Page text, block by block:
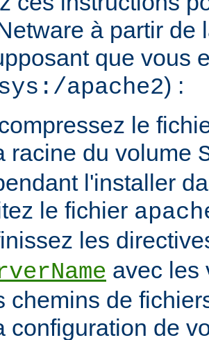
à partir de
que vous
sys:/apache2) :
le
racine du volume
l'installer
le fichier
les
avec les
chemins de
configuration de